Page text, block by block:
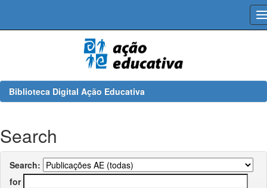
Biblioteca Digital Ação Educativa
Search
Search:
for